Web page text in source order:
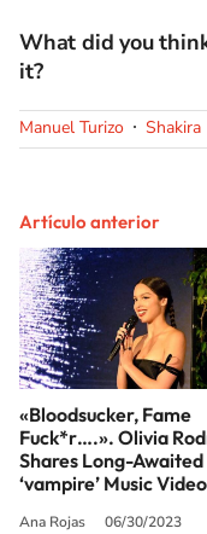
What did you
it?
Manuel Turizo Shakira
Artículo anterior
«Bloodsucker, Fame
Fuck*r….». Olivia
Shares Long-Awaited
‘vampire’ Music
Ana Rojas 06/30/2023